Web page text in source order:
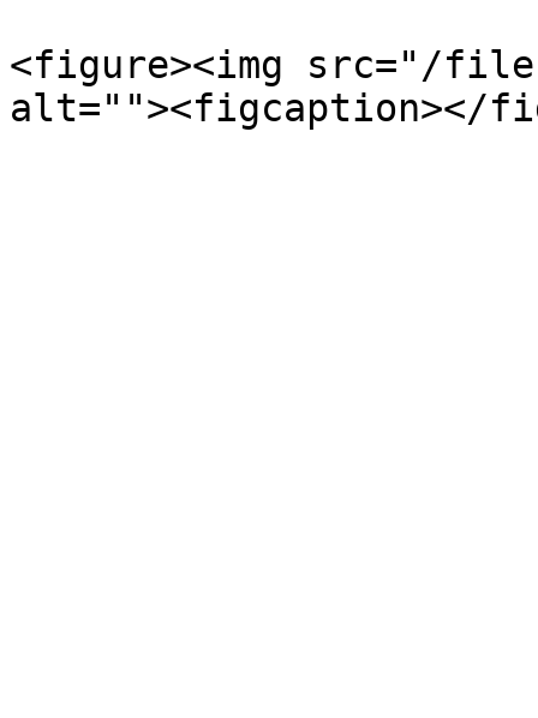
<figure><img src="/files/